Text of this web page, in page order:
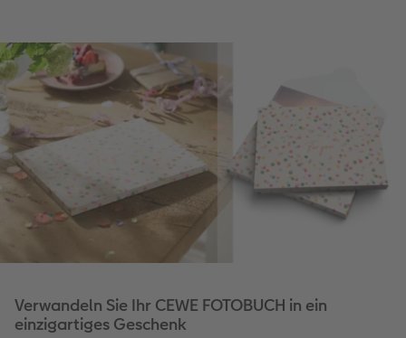
Verwandeln Sie Ihr CEWE FOTOBUCH in ein
einzigartiges Geschenk